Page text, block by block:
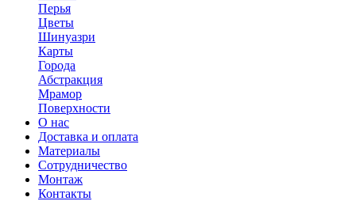
Перья
Цветы
Шинуазри
Карты
Города
Абстракция
Мрамор
Поверхности
О нас
Доставка и оплата
Материалы
Сотрудничество
Монтаж
Контакты